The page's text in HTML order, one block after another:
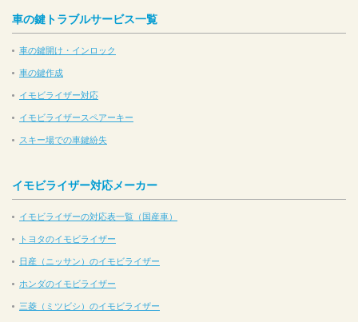
車の鍵トラブルサービス一覧
車の鍵開け・インロック
車の鍵作成
イモビライザー対応
イモビライザースペアーキー
スキー場での車鍵紛失
イモビライザー対応メーカー
イモビライザーの対応表一覧（国産車）
トヨタのイモビライザー
日産（ニッサン）のイモビライザー
ホンダのイモビライザー
三菱（ミツビシ）のイモビライザー